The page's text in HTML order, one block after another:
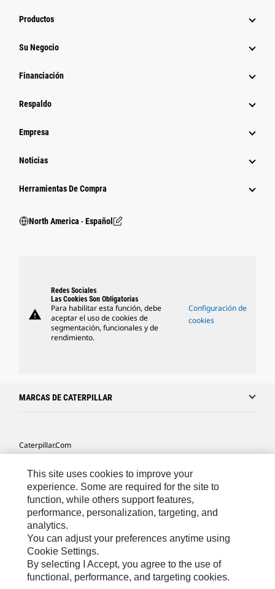
Productos
Su Negocio
Financiación
Respaldo
Empresa
Noticias
Herramientas De Compra
North America ‧ Español
warning
Redes Sociales
Las Cookies Son Obligatorias
Para habilitar esta función, debe
aceptar el uso de cookies de
segmentación, funcionales y de
rendimiento.
Configuración de
cookies
MARCAS DE CATERPILLAR
Caterpillar.com
Mis Preferencias De Marketing
Site Map
Cookie Settings
Legal
Privacy
This site uses cookies to improve your
experience. Some are required for the site to
function, while others support features,
performance, personalization, targeting, and
analytics.
You can adjust your preferences anytime using
Cookie Settings.
By selecting I Accept, you agree to the use of
functional, performance, and targeting cookies.